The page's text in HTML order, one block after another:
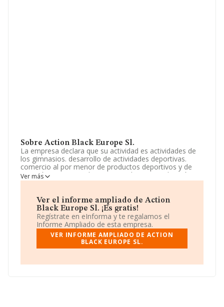
Sobre Action Black Europe Sl.
La empresa declara que su actividad es actividades de
los gimnasios. desarrollo de actividades deportivas.
comercio al por menor de productos deportivos y de
nutrición. comercio al por menor de ropa. realización y
organización de actividades deportivas, recreativas y
actividad princi. La sociedad está registrada como
Sociedad Limitada. La actividad de referencia CNAE
corresponde a 'Actividades de los gimnasios', cuyo
Código es 9313. La compañía no tiene actividad en
mercados exteriores.
La empresa españolaAction Black Europe S.L, con
1, (28912), en el municipio de Leganes, Madrid.
Ver más
Ver el informe ampliado de Action
Black Europe Sl. ¡Es gratis!
Regístrate en eInforma y te regalamos el
Informe Ampliado de esta empresa.
VER INFORME AMPLIADO DE ACTION
BLACK EUROPE SL.